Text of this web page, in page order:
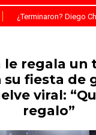
¿Terminaron? Diego
le regala un
su fiesta de
viral:
regalo”